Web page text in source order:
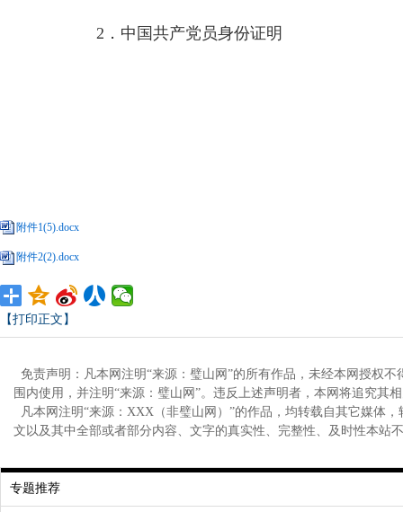
2 ．中国共产党员身份证明
附件1(5).docx
附件2(2).docx
【打印正文】
免责声明：凡本网注明“来源：璧山网”的所有作品，未经本网授权
围内使用，并注明“来源：璧山网”。违反上述声明者，本网将追究其
凡本网注明“来源：XXX（非璧山网）”的作品，均转载自其它媒体
文以及其中全部或者部分内容、文字的真实性、完整性、及时性本站
专题推荐